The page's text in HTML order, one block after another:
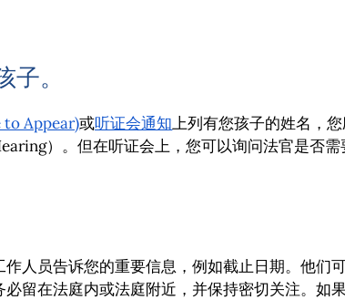
子。
to Appear)或听证会通知上列有您孩子的姓名，
）。但在听证会上，您可以询问法官是否需
人员告诉您的重要信息，例如截止日期。他们
留在法庭内或法庭附近，并保持密切关注。如